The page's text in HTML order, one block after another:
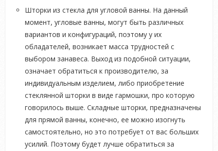
Шторки из стекла для угловой ванны. На данный
момент, угловые ванны, могут быть различных
вариантов и конфигураций, поэтому у их
обладателей, возникает масса трудностей с
выбором занавеса. Выход из подобной ситуации,
означает обратиться к производителю, за
индивидуальным изделием, либо приобретение
стеклянной шторки в виде гармошки, про которую
говорилось выше. Складные шторки, предназначены
для прямой ванны, конечно, ее можно изогнуть
самостоятельно, но это потребует от вас больших
усилий. Поэтому будет лучше обратиться за